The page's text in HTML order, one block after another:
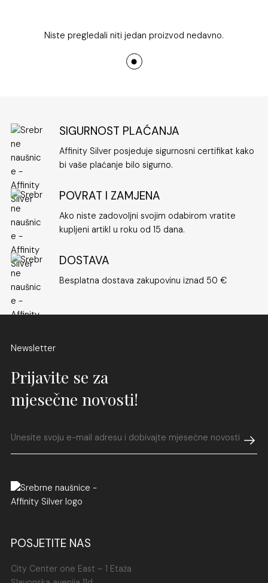
Niste pregledali niti jedan proizvod nedavno.
SIGURNOST PLAĆANJA
Affinity Silver posjeduje sigurnosni certifikat kako
bi vaše plaćanje bilo sigurno.
POVRAT I ZAMJENA
Ako niste zadovoljni svojim odabirom vratite
kupljeni artikl u roku od 15 dana.
DOSTAVA
Besplatna dostava zakupovinu iznad 50 €
Newsletter
Prijavite se za
mjesečne novosti!
POSJETITE NAS
City Center one East – 1 Etaža